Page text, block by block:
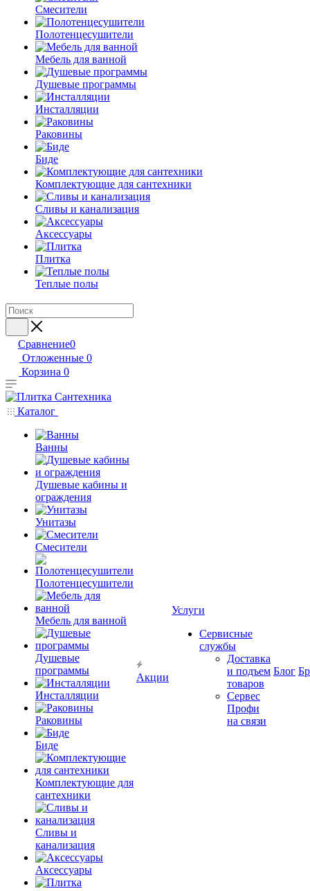
Смесители
Полотенцесушители
Мебель для ванной
Душевые программы
Инсталляции
Раковины
Биде
Комплектующие для сантехники
Сливы и канализация
Аксессуары
Плитка
Теплые полы
Сравнение0
Отложенные 0
Корзина 0
Каталог
Ванны
Душевые кабины и
ограждения
Унитазы
Смесители
Полотенцесушители
Мебель для ванной
Душевые
программы
Инсталляции
Раковины
Биде
Комплектующие для
сантехники
Сливы и
канализация
Аксессуары
Акции
Услуги
Сервисные
службы
Доставка
и подъем
товаров
Сервес
Профи
на связи
Блог